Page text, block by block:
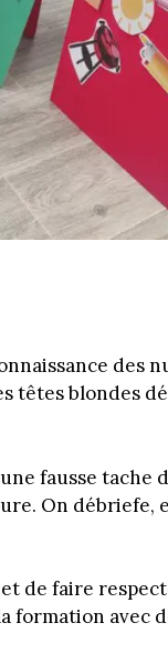
des
têtes blondes
fausse tache
On débriefe,
de faire
formation avec